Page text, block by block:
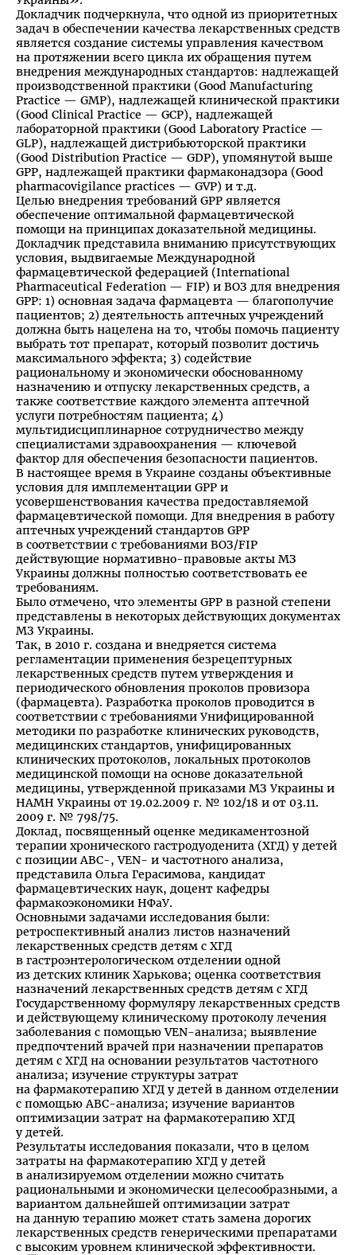
Докладчик подчеркнула, что одной из приоритетных
задач в обеспечении качества лекарственных средств
является создание системы управления качеством
на протяжении всего цикла их обращения путем
внедрения международных стандартов: надлежащей
производственной практики (Good Manufacturing
Practice — GMP), надлежащей клинической практики
(Good Clinical Practice — GCP), надлежащей
лабораторной практики (Good Laboratory Practice —
GLP), надлежащей дистрибьюторской практики
(Good Distribution Practice — GDP), упомянутой выше
GPP, надлежащей практики фармаконадзора (Good
pharmacovigilance practices — GVP) и т.д.
Целью внедрения требований GPP является
обеспечение оптимальной фармацевтической
помощи на принципах доказательной медицины.
Докладчик представила вниманию присутствующих
условия, выдвигаемые Международной
фармацевтической федерацией (International
Pharmaceutical Federation — FIP) и ВОЗ для внедрения
GPP: 1) основная задача фармацевта — благополучие
пациентов; 2) деятельность аптечных учреждений
должна быть нацелена на то, чтобы помочь пациенту
выбрать тот препарат, который позволит достичь
максимального эффекта; 3) содействие
рациональному и экономически обоснованному
назначению и отпуску лекарственных средств, а
также соответствие каждого элемента аптечной
услуги потребностям пациента; 4)
мультидисциплинарное сотрудничество между
специалистами здравоохранения — ключевой
фактор для обеспечения безопасности пациентов.
В настоящее время в Украине созданы объективные
условия для имплементации GPP и
усовершенствования качества предоставляемой
фармацевтической помощи. Для внедрения в работу
аптечных учреждений стандартов GPP
в соответствии с требованиями ВОЗ/FIP
действующие нормативно-правовые акты МЗ
Украины должны полностью соответствовать ее
требованиям.
Было отмечено, что элементы GPP в разной степени
представлены в некоторых действующих документах
МЗ Украины.
Так, в 2010 г. создана и внедряется система
регламентации применения безрецептурных
лекарственных средств путем утверждения и
периодического обновления проколов провизора
(фармацевта). Разработка проколов проводится в
соответствии с требованиями Унифицированной
методики по разработке клинических руководств,
медицинских стандартов, унифицированных
клинических протоколов, локальных протоколов
медицинской помощи на основе доказательной
медицины, утвержденной приказами МЗ Украины и
НАМН Украины от 19.02.2009 г. № 102/18 и от 03.11.
2009 г. № 798/75.
Доклад, посвященный оценке медикаментозной
терапии хронического гастродуоденита (ХГД) у детей
с позиции ABC-, VEN- и частотного анализа,
представила Ольга Герасимова, кандидат
фармацевтических наук, доцент кафедры
фармакоэкономики НФаУ.
Основными задачами исследования были:
ретроспективный анализ листов назначений
лекарственных средств детям с ХГД
в гастроэнтерологическом отделении одной
из детских клиник Харькова; оценка соответствия
назначений лекарственных средств детям с ХГД
Государственному формуляру лекарственных средств
и действующему клиническому протоколу лечения
заболевания с помощью VEN-анализа; выявление
предпочтений врачей при назначении препаратов
детям с ХГД на основании результатов частотного
анализа; изучение структуры затрат
на фармакотерапию ХГД у детей в данном отделении
с помощью АВС-анализа; изучение вариантов
оптимизации затрат на фармакотерапию ХГД
у детей.
Результаты исследования показали, что в целом
затраты на фармакотерапию ХГД у детей
в анализируемом отделении можно считать
рациональными и экономически целесообразными, а
вариантом дальнейшей оптимизации затрат
на данную терапию может стать замена дорогих
лекарственных средств генерическими препаратами
с высоким уровнем клинической эффективности.